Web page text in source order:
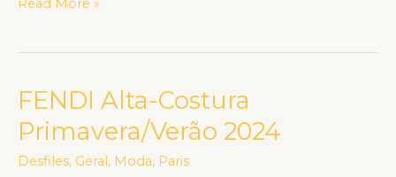
Read More »
FENDI Alta-Costura
Primavera/Verão 2024
Desfiles, Geral, Moda, Paris
FENDI
Alta-
Costura
Primavera/Verão